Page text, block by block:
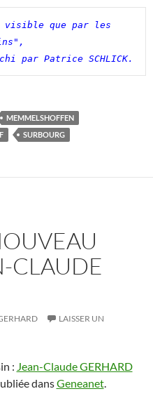
que par les
par Patrice SCHLICK.
MEMMELSHOFFEN
SURBOURG
CLAUDE
LAISSER UN
: Jean-Claude GERHARD
dansGeneanet.